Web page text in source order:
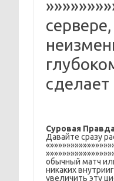
Суровая
Давайте сразу
обычный матч
никаких
увеличить эту